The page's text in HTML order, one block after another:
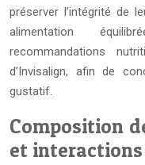
préserver l’intégrité de
alimentation
recommandations
d’Invisalign, afin de
gustatif.
Composition
et